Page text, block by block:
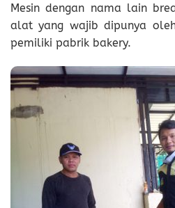
Mesin dengan nama lain
alat yang wajib dipunya
pemiliki pabrik bakery.